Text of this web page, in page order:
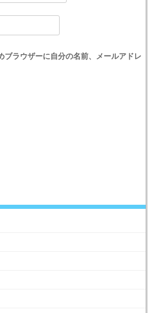
ブラウザーに自分の名前、メールアドレ